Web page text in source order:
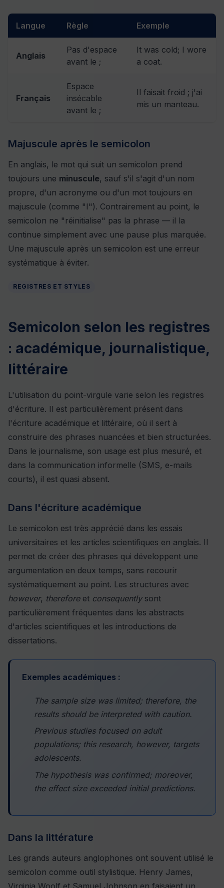
Langue Règle Exemple
Anglais
Pas d'espace
avant le ;
It was cold; I wore
a coat.
Français
Espace
insécable
avant le ;
Il faisait froid ; j'ai
mis un manteau.
Majuscule après le semicolon
En anglais, le mot qui suit un semicolon prend
toujours une minuscule, sauf s'il s'agit d'un nom
propre, d'un acronyme ou d'un mot toujours en
majuscule (comme "I"). Contrairement au point, le
semicolon ne "réinitialise" pas la phrase — il la
continue simplement avec une pause plus marquée.
Une majuscule après un semicolon est une erreur
systématique à éviter.
REGISTRES ET STYLES
Semicolon selon les registres
: académique, journalistique,
littéraire
L'utilisation du point-virgule varie selon les registres
d'écriture. Il est particulièrement présent dans
l'écriture académique et littéraire, où il sert à
construire des phrases nuancées et bien structurées.
Dans le journalisme, son usage est plus mesuré, et
dans la communication informelle (SMS, e-mails
courts), il est quasi absent.
Dans l'écriture académique
Le semicolon est très apprécié dans les essais
universitaires et les articles scientifiques en anglais. Il
permet de créer des phrases qui développent une
argumentation en deux temps, sans recourir
systématiquement au point. Les structures avec
however, thereforeet consequentlysont
particulièrement fréquentes dans les abstracts
d'articles scientifiques et les introductions de
dissertations.
Exemples académiques :
The sample size was limited; therefore, the
results should be interpreted with caution.
Previous studies focused on adult
populations; this research, however, targets
adolescents.
The hypothesis was confirmed; moreover,
the effect size exceeded initial predictions.
Dans la littérature
Les grands auteurs anglophones ont souvent utilisé le
semicolon comme outil stylistique. Henry James,
Virginia Woolf et Samuel Johnson en faisaient un